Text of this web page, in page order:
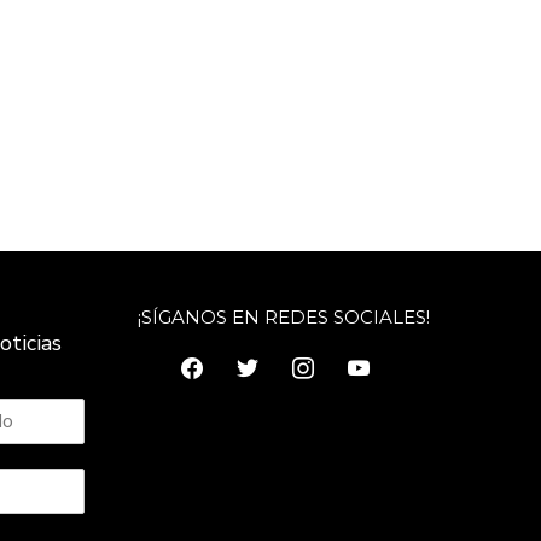
¡SÍGANOS EN REDES SOCIALES!
facebooktwitterinstagramyoutube